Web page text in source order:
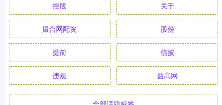
控股 关于
撮合网配资 股份
提前 信披
违规 益高网